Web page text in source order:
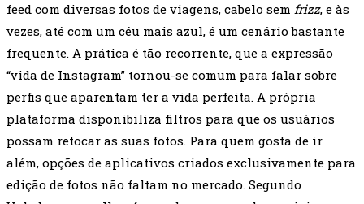
feed com diversas fotos de viagens, cabelo sem frizz, e às
vezes, até com um céu mais azul, é um cenário bastante
frequente. A prática é tão recorrente, que a expressão
“vida de Instagram” tornou-se comum para falar sobre
perfis que aparentam ter a vida perfeita. A própria
plataforma disponibiliza filtros para que os usuários
possam retocar as suas fotos. Para quem gosta de ir
além, opções de aplicativos criados exclusivamente para
edição de fotos não faltam no mercado. Segundo